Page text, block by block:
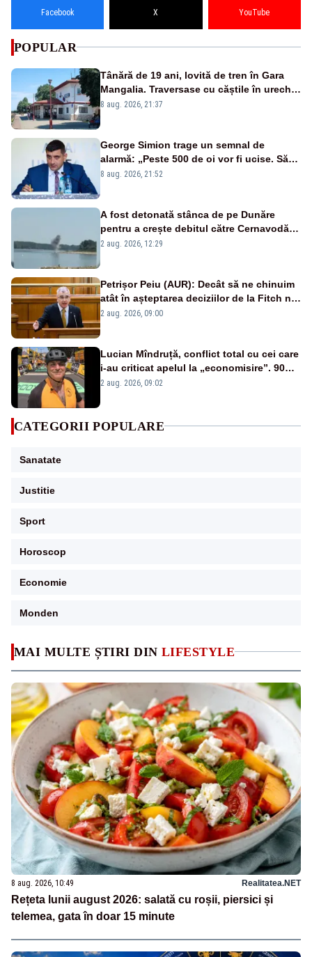
MAI MULTE ȘTIRI DIN LIFESTYLE
8 aug. 2026, 10:49 Realitatea.NET
Rețeta lunii august 2026: salată cu roșii, piersici și
telemea, gata în doar 15 minute
Facebook X YouTube
POPULAR
Tânără de 19 ani, lovită de tren în Gara
Mangalia. Traversase cu căștile în urechi
liniile printr-un loc nepermis
8 aug. 2026, 21:37
George Simion trage un semnal de
alarmă: „Peste 500 de oi vor fi ucise. Să
vedem dacă ciobanii vor fi despăgubiți”
8 aug. 2026, 21:52
A fost detonată stânca de pe Dunăre
pentru a crește debitul către Cernavodă –
VIDEO
2 aug. 2026, 12:29
Petrișor Peiu (AUR): Decât să ne chinuim
atât în așteptarea deciziilor de la Fitch nu
ar fi mai bine să ne concentrăm pe temele
2 aug. 2026, 09:00
Lucian Mîndruță, conflict total cu cei care
i-au criticat apelul la „economisire”. 90%
dintre comentarii sunt negative
2 aug. 2026, 09:02
CATEGORII POPULARE
Sanatate
Justitie
Sport
Horoscop
Economie
Monden